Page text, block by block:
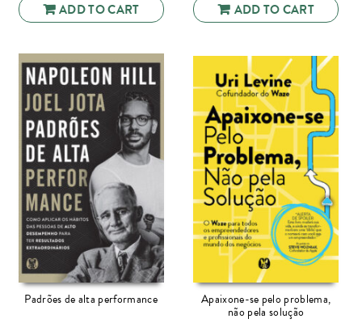
ADD TO CART ADD TO CART
Padrões de alta performance Apaixone-se pelo problema,
não pela solução